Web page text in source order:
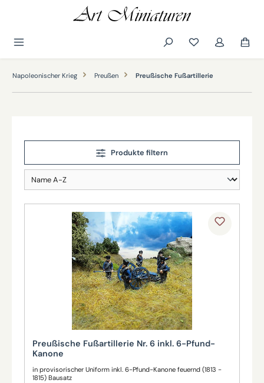
Napoleonischer Krieg Preußen Preußische Fußartillerie
Produkte filtern
Preußische Fußartillerie Nr. 6 inkl. 6-Pfund-
Kanone
in provisorischer Uniform inkl. 6-Pfund-Kanone feuernd (1813 -
1815) Bausatz